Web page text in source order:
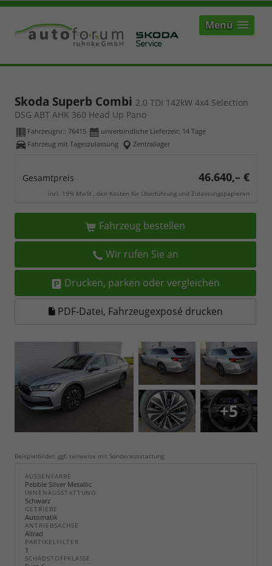
Menü
Skoda Superb Combi 2.0 TDI 142kW 4x4 Selection
DSG ABT AHK 360 Head Up Pano
Fahrzeugnr.: 76415 unverbindliche Lieferzeit: 14 Tage
Fahrzeug mit Tageszulassung
Zentrallager
Gesamtpreis 46.640,– €
incl. 19% MwSt., den Kosten für Überführung und Zulassungspapieren
Fahrzeug bestellen
Wir rufen Sie an
Drucken, parken oder vergleichen
PDF-Datei, Fahrzeugexposé drucken
+5
Beispielbilder, ggf. teilweise mit Sonderausstattung
AUSSENFARBE
Pebble Silver Metallic
INNENAUSSTATTUNG
Schwarz
GETRIEBE
Automatik
ANTRIEBSACHSE
Allrad
PARTIKELFILTER
1
SCHADSTOFFKLASSE